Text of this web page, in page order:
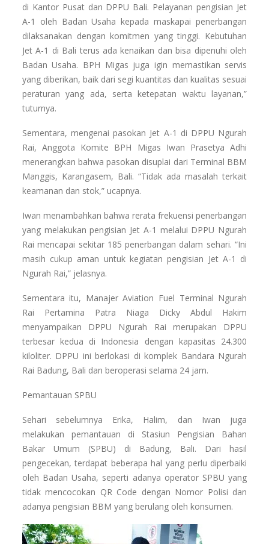
di Kantor Pusat dan DPPU Bali. Pelayanan pengisian Jet
A-1 oleh Badan Usaha kepada maskapai penerbangan
dilaksanakan dengan komitmen yang tinggi. Kebutuhan
Jet A-1 di Bali terus ada kenaikan dan bisa dipenuhi oleh
Badan Usaha. BPH Migas juga igin memastikan servis
yang diberikan, baik dari segi kuantitas dan kualitas sesuai
peraturan yang ada, serta ketepatan waktu layanan,”
tuturnya.
Sementara, mengenai pasokan Jet A-1 di DPPU Ngurah
Rai, Anggota Komite BPH Migas Iwan Prasetya Adhi
menerangkan bahwa pasokan disuplai dari Terminal BBM
Manggis, Karangasem, Bali. “Tidak ada masalah terkait
keamanan dan stok,” ucapnya.
Iwan menambahkan bahwa rerata frekuensi penerbangan
yang melakukan pengisian Jet A-1 melalui DPPU Ngurah
Rai mencapai sekitar 185 penerbangan dalam sehari. “Ini
masih cukup aman untuk kegiatan pengisian Jet A-1 di
Ngurah Rai,” jelasnya.
Sementara itu, Manajer Aviation Fuel Terminal Ngurah
Rai Pertamina Patra Niaga Dicky Abdul Hakim
menyampaikan DPPU Ngurah Rai merupakan DPPU
terbesar kedua di Indonesia dengan kapasitas 24.300
kiloliter. DPPU ini berlokasi di komplek Bandara Ngurah
Rai Badung, Bali dan beroperasi selama 24 jam.
Pemantauan SPBU
Sehari sebelumnya Erika, Halim, dan Iwan juga
melakukan pemantauan di Stasiun Pengisian Bahan
Bakar Umum (SPBU) di Badung, Bali. Dari hasil
pengecekan, terdapat beberapa hal yang perlu diperbaiki
oleh Badan Usaha, seperti adanya operator SPBU yang
tidak mencocokan QR Code dengan Nomor Polisi dan
adanya pengisian BBM yang berulang oleh konsumen.